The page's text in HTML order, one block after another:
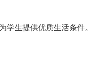
学生提供优质生活条件。